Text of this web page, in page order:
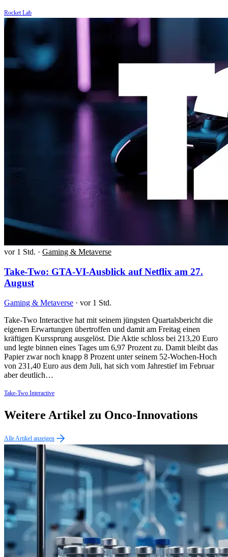
Rocket Lab
vor 1 Std. · Gaming & Metaverse
Take-Two: GTA-VI-Ausblick auf Netflix am 27.
August
Gaming & Metaverse · vor 1 Std.
Take-Two Interactive hat mit seinem jüngsten Quartalsbericht die
eigenen Erwartungen übertroffen und damit am Freitag einen
kräftigen Kurssprung ausgelöst. Die Aktie schloss bei 213,20 Euro
und legte binnen eines Tages um 6,97 Prozent zu. Damit bleibt das
Papier zwar noch knapp 8 Prozent unter seinem 52-Wochen-Hoch
von 231,40 Euro aus dem Juli, hat sich vom Jahrestief im Februar
aber deutlich…
Take-Two Interactive
Weitere Artikel zu Onco-Innovations
Alle Artikel anzeigen